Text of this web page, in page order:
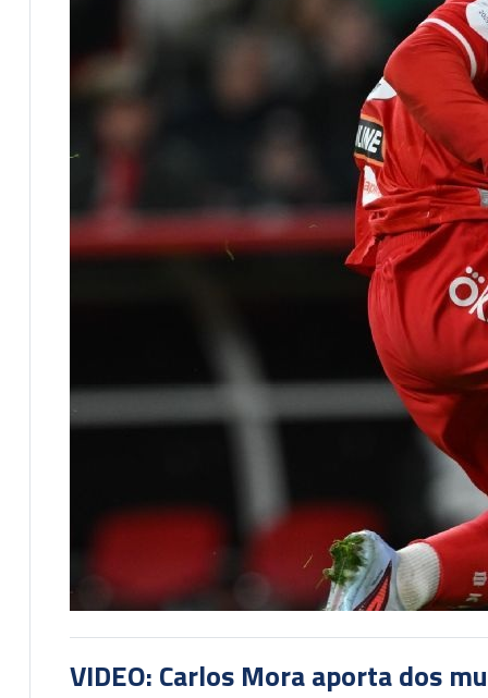
VIDEO: Carlos Mora aporta dos